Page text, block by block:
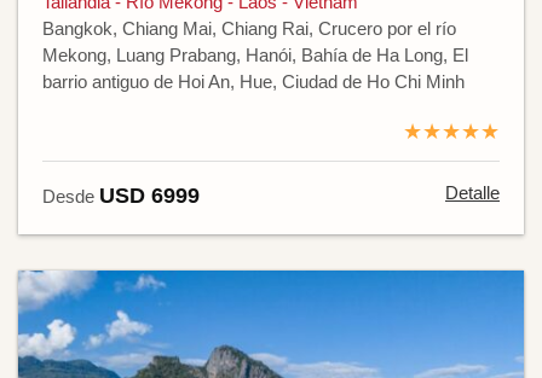
Bangkok, Chiang Mai, Chiang Rai, Crucero por el río
Mekong, Luang Prabang, Hanói, Bahía de Ha Long, El
barrio antiguo de Hoi An, Hue, Ciudad de Ho Chi Minh
★★★★★
Desde USD 6999 Detalle